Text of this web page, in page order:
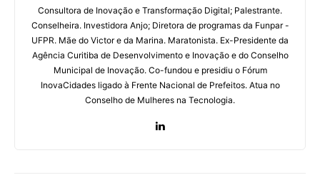
Consultora de Inovação e Transformação Digital; Palestrante.
Conselheira. Investidora Anjo; Diretora de programas da Funpar -
UFPR. Mãe do Victor e da Marina. Maratonista. Ex-Presidente da
Agência Curitiba de Desenvolvimento e Inovação e do Conselho
Municipal de Inovação. Co-fundou e presidiu o Fórum
InovaCidades ligado à Frente Nacional de Prefeitos. Atua no
Conselho de Mulheres na Tecnologia.